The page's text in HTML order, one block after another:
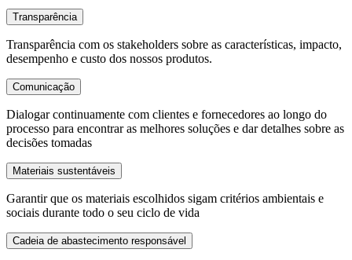
Transparência
Transparência com os stakeholders sobre as características, impacto,
desempenho e custo dos nossos produtos.
Comunicação
Dialogar continuamente com clientes e fornecedores ao longo do
processo para encontrar as melhores soluções e dar detalhes sobre as
decisões tomadas
Materiais sustentáveis
Garantir que os materiais escolhidos sigam critérios ambientais e
sociais durante todo o seu ciclo de vida
Cadeia de abastecimento responsável